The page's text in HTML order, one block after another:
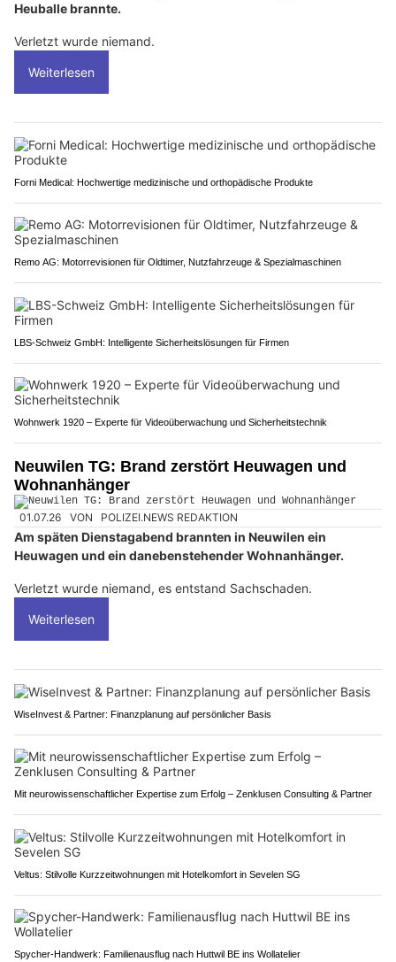
Heuballe brannte.
Verletzt wurde niemand.
Weiterlesen
Forni Medical: Hochwertige medizinische und orthopädische Produkte
Remo AG: Motorrevisionen für Oldtimer, Nutzfahrzeuge & Spezialmaschinen
LBS-Schweiz GmbH: Intelligente Sicherheitslösungen für Firmen
Wohnwerk 1920 – Experte für Videoüberwachung und Sicherheitstechnik
Neuwilen TG: Brand zerstört Heuwagen und
Wohnanhänger
01.07.26 VON POLIZEI.NEWS REDAKTION
Am späten Dienstagabend brannten in Neuwilen ein
Heuwagen und ein danebenstehender Wohnanhänger.
Verletzt wurde niemand, es entstand Sachschaden.
Weiterlesen
WiseInvest & Partner: Finanzplanung auf persönlicher Basis
Mit neurowissenschaftlicher Expertise zum Erfolg – Zenklusen Consulting & Partner
Veltus: Stilvolle Kurzzeitwohnungen mit Hotelkomfort in Sevelen SG
Spycher-Handwerk: Familienausflug nach Huttwil BE ins Wollatelier